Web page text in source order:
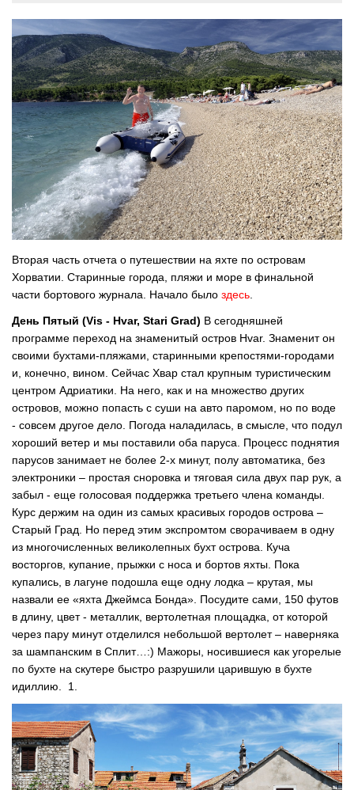
Вторая часть отчета о путешествии на яхте по островам
Хорватии. Старинные города, пляжи и море в финальной
части бортового журнала. Начало было здесь
День Пятый (Vis - Hvar, Stari Grad) В сегодняшней
программе переход на знаменитый остров Hvar. Знаменит он
своими бухтами-пляжами, старинными крепостями-городами
и, конечно, вином. Сейчас Хвар стал крупным туристическим
центром Адриатики. На него, как и на множество других
островов, можно попасть с суши на авто паромом, но по воде
- совсем другое дело. Погода наладилась, в смысле, что подул
хороший ветер и мы поставили оба паруса. Процесс поднятия
парусов занимает не более 2-х минут, полу автоматика, без
электроники – простая сноровка и тяговая сила двух пар рук, а
забыл - еще голосовая поддержка третьего члена команды.
Курс держим на один из самых красивых городов острова –
Старый Град. Но перед этим экспромтом сворачиваем в одну
из многочисленных великолепных бухт острова. Куча
восторгов, купание, прыжки с носа и бортов яхты. Пока
купались, в лагуне подошла еще одну лодка – крутая, мы
назвали ее «яхта Джеймса Бонда». Посудите сами, 150 футов
в длину, цвет - металлик, вертолетная площадка, от которой
через пару минут отделился небольшой вертолет – наверняка
за шампанским в Сплит…:) Мажоры, носившиеся как угорелые
по бухте на скутере быстро разрушили царившую в бухте
идиллию. 1.